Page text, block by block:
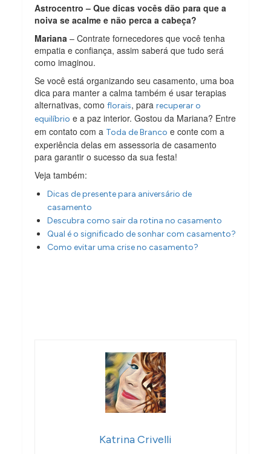
Astrocentro – Que dicas vocês dão para que a
noiva se acalme e não perca a cabeça?
Mariana – Contrate fornecedores que você tenha
empatia e confiança, assim saberá que tudo será
como imaginou.
Se você está organizando seu casamento, uma boa
dica para manter a calma também é usar terapias
alternativas, comoflorais, pararecuperar o
equilíbrio e a paz interior. Gostou da Mariana? Entre
em contato com a Toda de Branco e conte com a
experiência delas em assessoria de casamento
para garantir o sucesso da sua festa!
Veja também:
Dicas de presente para aniversário de
casamento
Descubra como sair da rotina no casamento
Qual é o significado de sonhar com casamento?
Como evitar uma crise no casamento?
Katrina Crivelli